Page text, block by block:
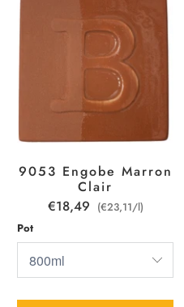
9053 Engobe Marron
Clair
€18,49 (€23,11/l)
Pot